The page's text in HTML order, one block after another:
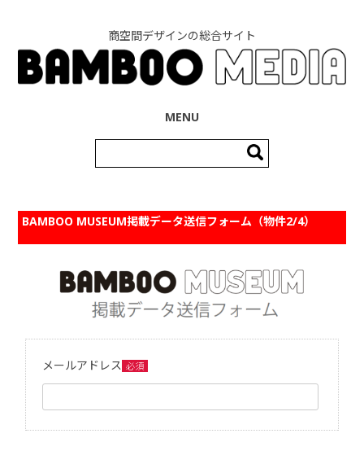
商空間デザインの総合サイト
MENU
索:
BAMBOO MUSEUM掲載データ送信フォーム（物件2/4）
メールアドレス 必須